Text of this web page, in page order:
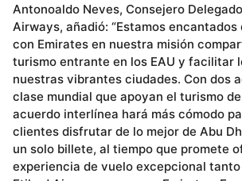
Antonoaldo Neves, Consejero
Airways, añadió: “Estamos
con Emirates en nuestra misión
turismo entrante en los EAU y facilitar
nuestras vibrantes ciudades. Con dos
clase mundial que apoyan el turismo
acuerdo interlínea hará más cómodo
clientes disfrutar de lo mejor de Abu
un solo billete, al tiempo que promete
experiencia de vuelo excepcional